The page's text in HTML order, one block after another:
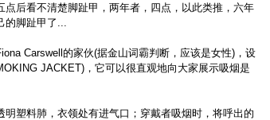
点后看不清楚脚趾甲，两年者，四点，以此类推，六年
脚趾甲了...
Carswell的家伙(据金山词霸判断，应该是女性)，设
JACKET)，它可以很直观地向大家展示吸烟是
塑料肺，衣领处有进气口；穿戴者吸烟时，将呼出的